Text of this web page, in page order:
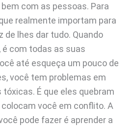
com as pessoas. Para
realmente importam para
de lhes dar tudo. Quando
é com todas as suas
até esqueça um pouco de
você tem problemas em
É que eles quebram
você em conflito. A
pode fazer é aprender a